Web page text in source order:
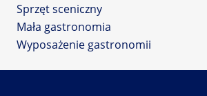
Sprzęt sceniczny
Mała gastronomia
Wyposażenie gastronomii